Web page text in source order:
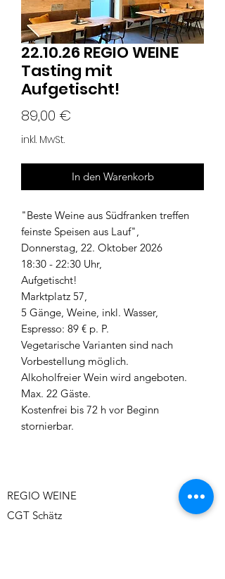
22.10.26 REGIO WEINE
Tasting mit
Aufgetischt!
89,00 €
inkl. MwSt.
In den Warenkorb
"Beste Weine aus Südfranken treffen
feinste Speisen aus Lauf",
Donnerstag, 22. Oktober 2026
18:30 - 22:30 Uhr,
Aufgetischt!
Marktplatz 57,
5 Gänge, Weine, inkl. Wasser,
Espresso: 89 € p. P.
Vegetarische Varianten sind nach
Vorbestellung möglich.
Alkoholfreier Wein wird angeboten.
Max. 22 Gäste.
Kostenfrei bis 72 h vor Beginn
stornierbar.
REGIO WEINE
CGT Schätz